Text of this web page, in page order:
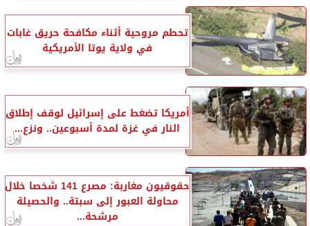
تحطم مروحية أثناء مكافحة حريق غابات
في ولاية يوتا الأمريكية
أمريكا تضغط على إسرائيل لوقف إطلاق
النار في غزة لمدة أسبوعين.. ونزع...
حقوقيون مغاربة: مصرع 141 شخصا خلال
محاولة العبور إلى سبتة.. والحصيلة
مرشحة...